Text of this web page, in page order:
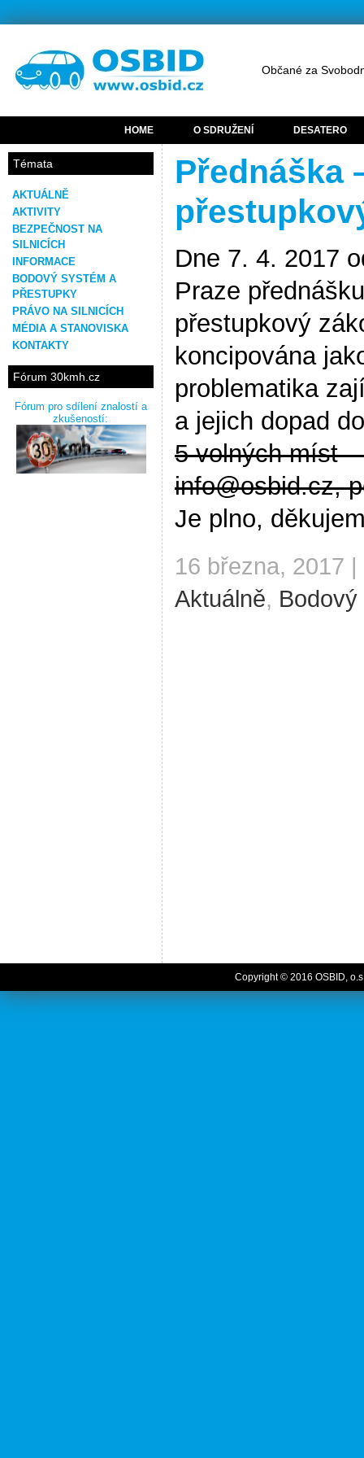
Občané za
HOME O SDRUŽENÍ DESATERO
Témata
AKTUÁLNĚ
AKTIVITY
BEZPEČNOST NA
SILNICÍCH
INFORMACE
BODOVÝ SYSTÉM A
PŘESTUPKY
PRÁVO NA SILNICÍCH
MÉDIA A STANOVISKA
KONTAKTY
Fórum 30kmh.cz
Fórum pro sdílení znalostí a
zkušeností:
Přednáška
Dne 7. 4. 2017
Praze
přestupkový
koncipována
problematika
a jejich dopad
5 volných míst
info@osbid.cz,
Je plno,
16 března, 2017
Aktuálně,
Copyright © 2016 OSBID,